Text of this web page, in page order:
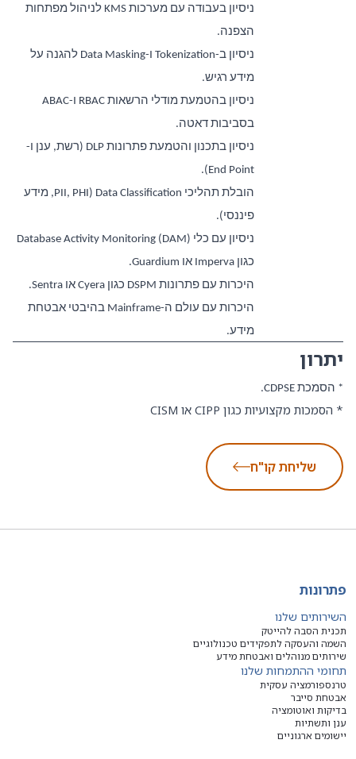
ניסיון בעבודה עם מערכות KMS לניהול מפתחות
הצפנה.
ניסיון ב-Tokenization ו-Data Masking להגנה על
מידע רגיש.
ניסיון בהטמעת מודלי הרשאות RBAC ו-ABAC
בסביבות דאטה.
ניסיון בתכנון והטמעת פתרונות DLP (רשת, ענן ו-
End Point).
הובלת תהליכי Data Classification (PII, PHI, מידע
פיננסי).
ניסיון עם כלי Database Activity Monitoring (DAM)
כגון Imperva או Guardium.
היכרות עם פתרונות DSPM כגון Cyera או Sentra.
היכרות עם עולם ה-Mainframe בהיבטי אבטחת
מידע.
יתרון
* הסמכת CDPSE.
* הסמכות מקצועיות כגון או CIPP
שליחת קו"ח
פתרונות
השירותים שלנו
תכנית הסבה להייטק
השמה והעסקה לתפקידים טכנולוגיים
שירותים מנוהלים ואבטחת מידע
תחומי ההתמחות שלנו
טרנספורמציה עסקית
אבטחת סייבר
בדיקות ואוטומציה
ענן ותשתיות
יישומים ארגוניים